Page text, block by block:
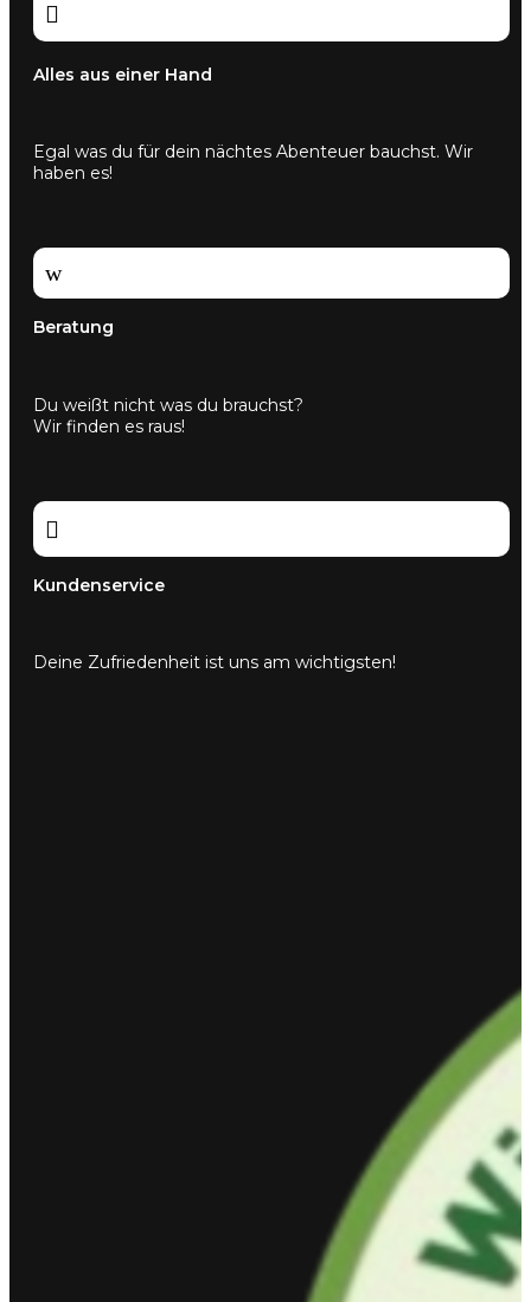

Alles aus einer Hand
Egal was du für dein nächtes Abenteuer bauchst. Wir
haben es!
w
Beratung
Du weißt nicht was du brauchst?
Wir finden es raus!

Kundenservice
Deine Zufriedenheit ist uns am wichtigsten!